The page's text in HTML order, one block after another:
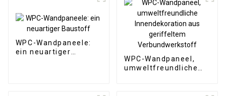
Wandtapetenpaneele,
geriffelt
WPC-Wandpaneele:
ein neuartiger
WPC-Wandpaneel,
umweltfreundliche